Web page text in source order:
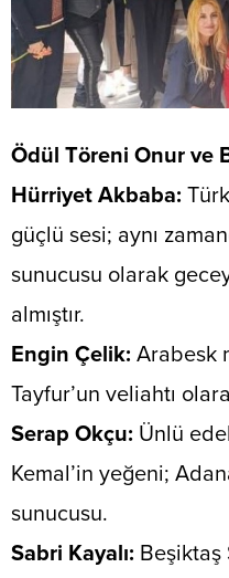
Ödül Töreni Onur ve
​Hürriyet Akbaba:
güçlü sesi; aynı
sunucusu olarak
almıştır.
​Engin Çelik: Arabesk
Tayfur’un veliahtı
​Serap Okçu: Ünlü
Kemal’in yeğeni;
sunucusu.
​Sabri Kayalı: Beşiktaş